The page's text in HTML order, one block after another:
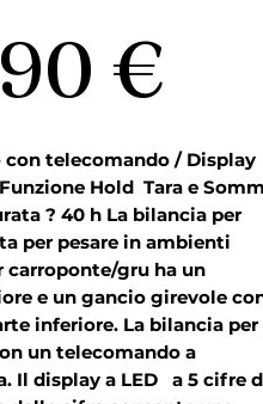
€
con telecomando / Display
Hold  Tara e
? 40 h La bilancia per
per pesare in ambienti
carroponte/gru ha un
e un gancio girevole
inferiore. La bilancia per
un telecomando a
display a LED   a 5 cifre